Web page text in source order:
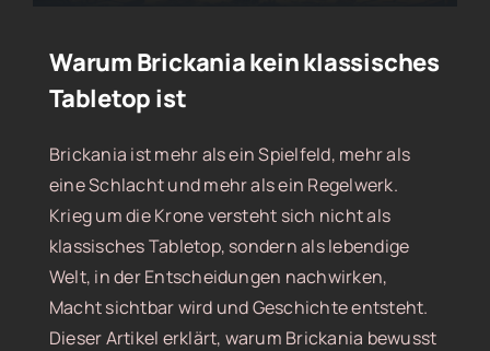
Warum Brickania kein klassisches
Tabletop ist
Brickania ist mehr als ein Spielfeld, mehr als
eine Schlacht und mehr als ein Regelwerk.
Krieg um die Krone versteht sich nicht als
klassisches Tabletop, sondern als lebendige
Welt, in der Entscheidungen nachwirken,
Macht sichtbar wird und Geschichte entsteht.
Dieser Artikel erklärt, warum Brickania bewusst